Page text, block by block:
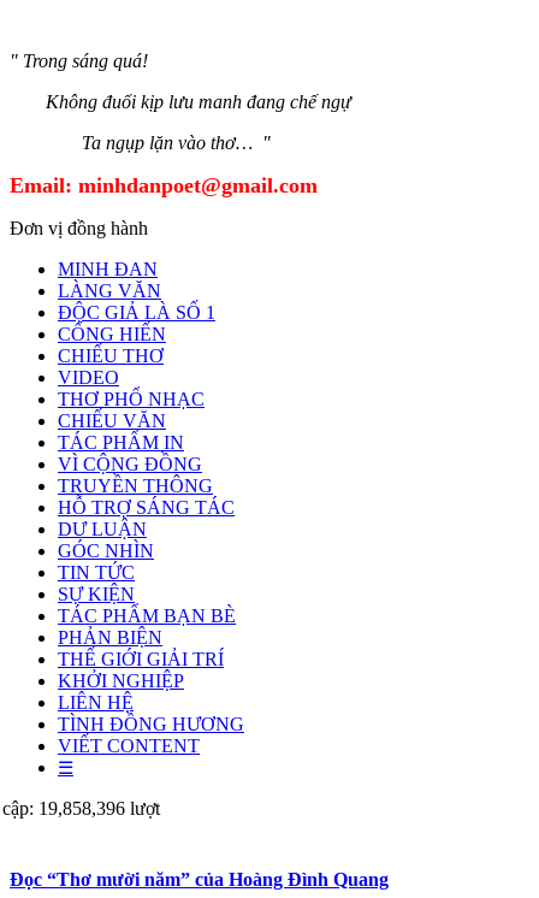
" Trong sáng quá!
Không đuổi kịp lưu manh đang chế ngự
Ta ngụp lặn vào thơ… "
Email: minhdanpoet@gmail.com
Đơn vị đồng hành
MINH ĐAN
LÀNG VĂN
ĐỘC GIẢ LÀ SỐ 1
CỐNG HIẾN
CHIẾU THƠ
VIDEO
THƠ PHỔ NHẠC
CHIẾU VĂN
TÁC PHẨM IN
VÌ CỘNG ĐỒNG
TRUYỀN THÔNG
HỖ TRỢ SÁNG TÁC
DƯ LUẬN
GÓC NHÌN
TIN TỨC
SỰ KIỆN
TÁC PHẨM BẠN BÈ
PHẢN BIỆN
THẾ GIỚI GIẢI TRÍ
KHỞI NGHIỆP
LIÊN HỆ
TÌNH ĐỒNG HƯƠNG
VIẾT CONTENT
☰
19,858,396 lượt
Đọc “Thơ mười năm” của Hoàng Đình Quang